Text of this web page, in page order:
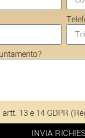
13 e 14 GDPR
INVIA